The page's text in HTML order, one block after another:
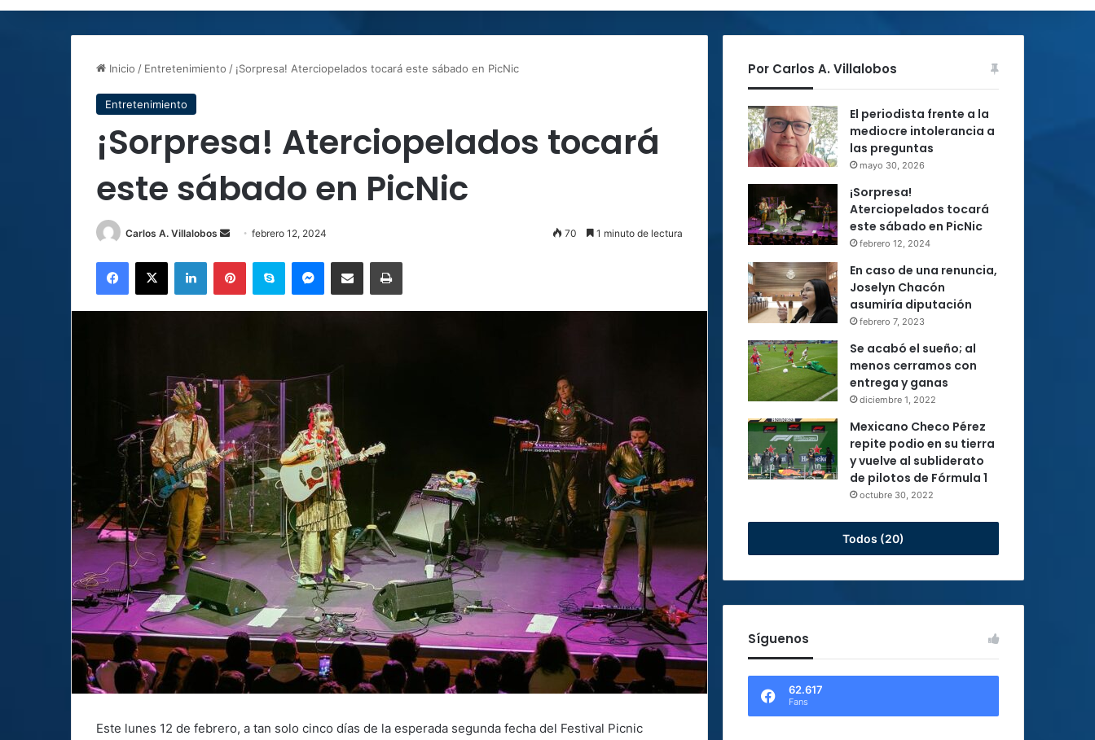
Inicio / Entretenimiento / ¡Sorpresa! Aterciopelados tocará este sábado en PicNic
Entretenimiento
¡Sorpresa! Aterciopelados tocará
este sábado en PicNic
Carlos A. Villalobos
Send
email
febrero 12, 2024 70 1 minuto de lectura
Facebook
X LinkedInPinterestSkype MessengerCompartir por correo electrónicoImprimir
Este lunes 12 de febrero, a tan solo cinco días de la esperada segunda fecha del Festival Picnic
Por Carlos A. Villalobos
El periodista frente a la
mediocre intolerancia a
las preguntas
mayo 30, 2026
¡Sorpresa!
Aterciopelados tocará
este sábado en PicNic
febrero 12, 2024
En caso de una renuncia,
Joselyn Chacón
asumiría diputación
febrero 7, 2023
Se acabó el sueño; al
menos cerramos con
entrega y ganas
diciembre 1, 2022
Mexicano Checo Pérez
repite podio en su tierra
y vuelve al subliderato
de pilotos de Fórmula 1
octubre 30, 2022
Todos (20)
Síguenos
62.617
Fans